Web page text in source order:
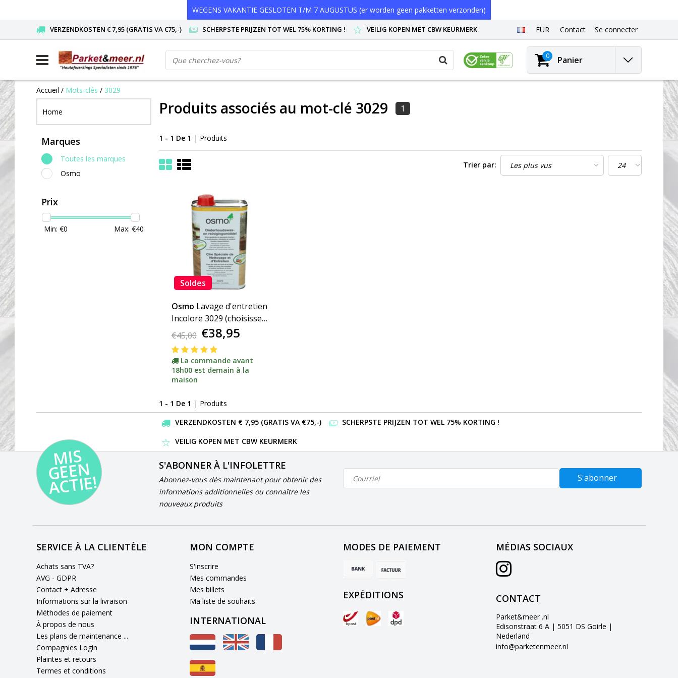
WEGENS VAKANTIE GESLOTEN T/M 7 AUGUSTUS (er worden geen pakketten verzonden)
VERZENDKOSTEN € 7,95 (GRATIS VA €75,-) SCHERPSTE PRIJZEN TOT WEL 75% KORTING ! VEILIG KOPEN MET CBW KEURMERK EUR Contact Se connecter
0 Panier
Accueil / Mots-clés / 3029
Home
Marques
Toutes les marques
Osmo
Prix
Min: €0 Max: €40
Produits associés au mot-clé 3029 1
1 - 1 De 1 | Produits
Trier par:
Soldes
Osmo Lavage d'entretien
Incolore 3029 (choisissez
votre contenu)
€45,00 €38,95
La commande avant
18h00 est demain à la
maison
1 - 1 De 1 | Produits
VERZENDKOSTEN € 7,95 (GRATIS VA €75,-)
SCHERPSTE PRIJZEN TOT WEL 75% KORTING !
VEILIG KOPEN MET CBW KEURMERK
MI
S
G
E
E
N
A
C
TI
E!
S'ABONNER À L'INFOLETTRE
Abonnez-vous dès maintenant pour obtenir des
informations additionnelles ou connaître les
nouveaux produits
S'abonner
SERVICE À LA CLIENTÈLE
Achats sans TVA?
AVG - GDPR
Contact + Adresse
Informations sur la livraison
Méthodes de paiement
À propos de nous
Les plans de maintenance ...
Compagnies Login
Plaintes et retours
Termes et conditions
MON COMPTE
S'inscrire
Mes commandes
Mes billets
Ma liste de souhaits
INTERNATIONAL
MODES DE PAIEMENT
EXPÉDITIONS
MÉDIAS SOCIAUX
CONTACT
Parket&meer .nl
Edisonstraat 6 A | 5051 DS Goirle |
Nederland
info@parketenmeer.nl